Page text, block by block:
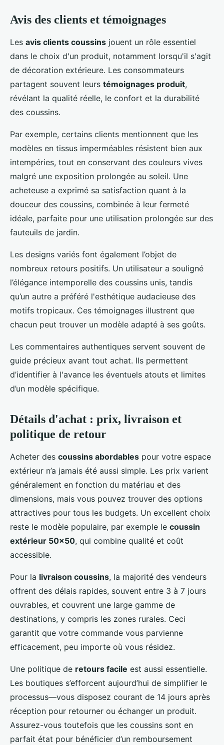
Avis des clients et témoignages
Les avis clients coussins jouent un rôle essentiel
dans le choix d'un produit, notamment lorsqu'il s'agit
de décoration extérieure. Les consommateurs
partagent souvent leurs témoignages produit,
révélant la qualité réelle, le confort et la durabilité
des coussins.
Par exemple, certains clients mentionnent que les
modèles en tissus imperméables résistent bien aux
intempéries, tout en conservant des couleurs vives
malgré une exposition prolongée au soleil. Une
acheteuse a exprimé sa satisfaction quant à la
douceur des coussins, combinée à leur fermeté
idéale, parfaite pour une utilisation prolongée sur des
fauteuils de jardin.
Les designs variés font également l’objet de
nombreux retours positifs. Un utilisateur a souligné
l’élégance intemporelle des coussins unis, tandis
qu’un autre a préféré l'esthétique audacieuse des
motifs tropicaux. Ces témoignages illustrent que
chacun peut trouver un modèle adapté à ses goûts.
Les commentaires authentiques servent souvent de
guide précieux avant tout achat. Ils permettent
d’identifier à l'avance les éventuels atouts et limites
d’un modèle spécifique.
Détails d'achat : prix, livraison et
politique de retour
Acheter des coussins abordables pour votre espace
extérieur n’a jamais été aussi simple. Les prix varient
généralement en fonction du matériau et des
dimensions, mais vous pouvez trouver des options
attractives pour tous les budgets. Un excellent choix
reste le modèle populaire, par exemple le coussin
extérieur 50x50, qui combine qualité et coût
accessible.
Pour la livraison coussins, la majorité des vendeurs
offrent des délais rapides, souvent entre 3 à 7 jours
ouvrables, et couvrent une large gamme de
destinations, y compris les zones rurales. Ceci
garantit que votre commande vous parvienne
efficacement, peu importe où vous résidez.
Une politique de retours facile est aussi essentielle.
Les boutiques s’efforcent aujourd’hui de simplifier le
processus—vous disposez courant de 14 jours après
réception pour retourner ou échanger un produit.
Assurez-vous toutefois que les coussins sont en
parfait état pour bénéficier d’un remboursement